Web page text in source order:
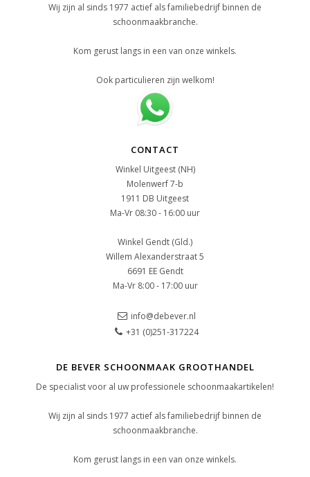
Wij zijn al sinds 1977 actief als familiebedrijf binnen de
schoonmaakbranche.
Kom gerust langs in een van onze winkels.
Ook particulieren zijn welkom!
CONTACT
Winkel Uitgeest (NH)
Molenwerf 7-b
1911 DB Uitgeest
Ma-Vr 08:30 - 16:00 uur
Winkel Gendt (Gld.)
Willem Alexanderstraat 5
6691 EE Gendt
Ma-Vr 8:00 - 17:00 uur
info@debever.nl
+31 (0)251-317224
DE BEVER SCHOONMAAK GROOTHANDEL
De specialist voor al uw professionele schoonmaakartikelen!
Wij zijn al sinds 1977 actief als familiebedrijf binnen de
schoonmaakbranche.
Kom gerust langs in een van onze winkels.